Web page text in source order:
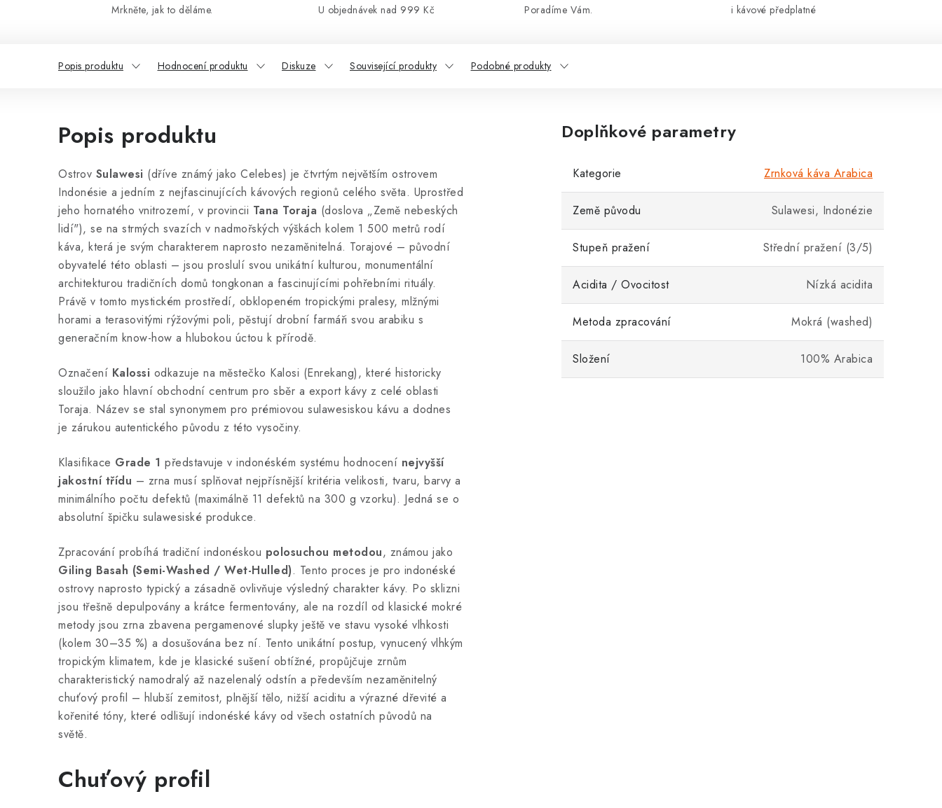
Mrkněte, jak to děláme. U objednávek nad 999 Kč Poradíme Vám. i kávové předplatné
Popis produktu Hodnocení produktu Diskuze Související produkty Podobné produkty
Popis produktu
Ostrov Sulawesi (dříve známý jako Celebes) je čtvrtým největším ostrovem
Indonésie a jedním z nejfascinujících kávových regionů celého světa. Uprostřed
jeho hornatého vnitrozemí, v provincii Tana Toraja (doslova „Země nebeských
lidí"), se na strmých svazích v nadmořských výškách kolem 1 500 metrů rodí
káva, která je svým charakterem naprosto nezaměnitelná. Torajové – původní
obyvatelé této oblasti – jsou proslulí svou unikátní kulturou, monumentální
architekturou tradičních domů tongkonan a fascinujícími pohřebními rituály.
Právě v tomto mystickém prostředí, obklopeném tropickými pralesy, mlžnými
horami a terasovitými rýžovými poli, pěstují drobní farmáři svou arabiku s
generačním know-how a hlubokou úctou k přírodě.
Označení Kalossi odkazuje na městečko Kalosi (Enrekang), které historicky
sloužilo jako hlavní obchodní centrum pro sběr a export kávy z celé oblasti
Toraja. Název se stal synonymem pro prémiovou sulawesiskou kávu a dodnes
je zárukou autentického původu z této vysočiny.
Klasifikace Grade 1 představuje v indonéském systému hodnocení nejvyšší
jakostní třídu – zrna musí splňovat nejpřísnější kritéria velikosti, tvaru, barvy a
minimálního počtu defektů (maximálně 11 defektů na 300 g vzorku). Jedná se o
absolutní špičku sulawesiské produkce.
Zpracování probíhá tradiční indonéskou polosuchou metodou, známou jako
Giling Basah (Semi-Washed / Wet-Hulled). Tento proces je pro indonéské
ostrovy naprosto typický a zásadně ovlivňuje výsledný charakter kávy. Po sklizni
jsou třešně depulpovány a krátce fermentovány, ale na rozdíl od klasické mokré
metody jsou zrna zbavena pergamenové slupky ještě ve stavu vysoké vlhkosti
(kolem 30–35 %) a dosušována bez ní. Tento unikátní postup, vynucený vlhkým
tropickým klimatem, kde je klasické sušení obtížné, propůjčuje zrnům
charakteristický namodralý až nazelenalý odstín a především nezaměnitelný
chuťový profil – hlubší zemitost, plnější tělo, nižší aciditu a výrazné dřevité a
kořenité tóny, které odlišují indonéské kávy od všech ostatních původů na
světě.
Chuťový profil
Doplňkové parametry
Kategorie Zrnková káva Arabica
Země původu Sulawesi, Indonézie
Stupeň pražení Střední pražení (3/5)
Acidita / Ovocitost Nízká acidita
Metoda zpracování Mokrá (washed)
Složení 100% Arabica